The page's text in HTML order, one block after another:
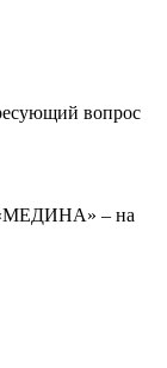
вопрос
«МЕДИНА» – на